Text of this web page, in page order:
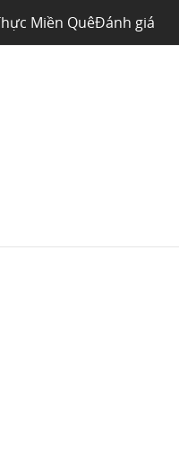
Miền QuêĐánh giá